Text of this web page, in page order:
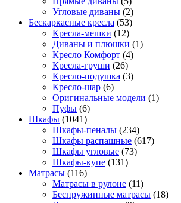
Угловые диваны (2)
Бескаркасные кресла (53)
Кресла-мешки (12)
Диваны и плюшки (1)
Кресло Комфорт (4)
Кресла-груши (26)
Кресло-подушка (3)
Кресло-шар (6)
Оригинальные модели (1)
Пуфы (6)
Шкафы (1041)
Шкафы-пеналы (234)
Шкафы распашные (617)
Шкафы угловые (73)
Шкафы-купе (131)
Матрасы (116)
Матрасы в рулоне (11)
Беспружинные матрасы (18)